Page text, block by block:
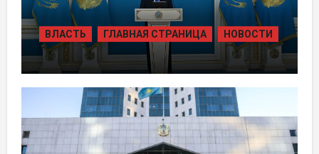
ВЛАСТЬ ГЛАВНАЯ СТРАНИЦА НОВОСТИ
ТОКАЕВ ДАЛ СТАРТ
СТРОИТЕЛЬСТВУ НЕСКОЛЬКИХ
КРУПНЫХ АВТОМОБИЛЬНЫХ ДОРОГ